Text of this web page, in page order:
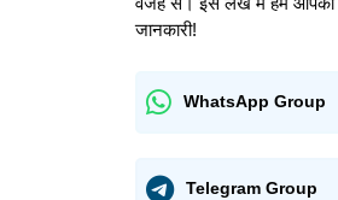
जानकारी!
WhatsApp Group
Telegram Group